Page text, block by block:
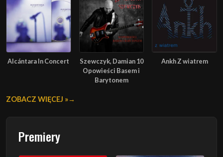
Alcántara In Concert
Szewczyk, Damian 10
Opowieści Basem i
Barytonem
Ankh Z wiatrem
ZOBACZ WIĘCEJ »
Premiery